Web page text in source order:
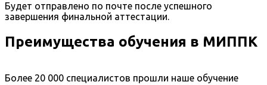
Будет отправлено по почте после успешного
завершения финальной аттестации.
Преимущества обучения в МИППК
Более 20 000 специалистов прошли наше обучение